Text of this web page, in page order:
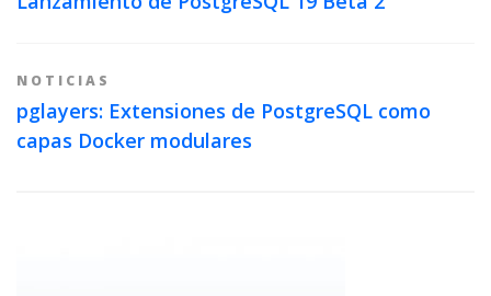
NOTICIAS
pglayers: Extensiones de PostgreSQL como
capas Docker modulares